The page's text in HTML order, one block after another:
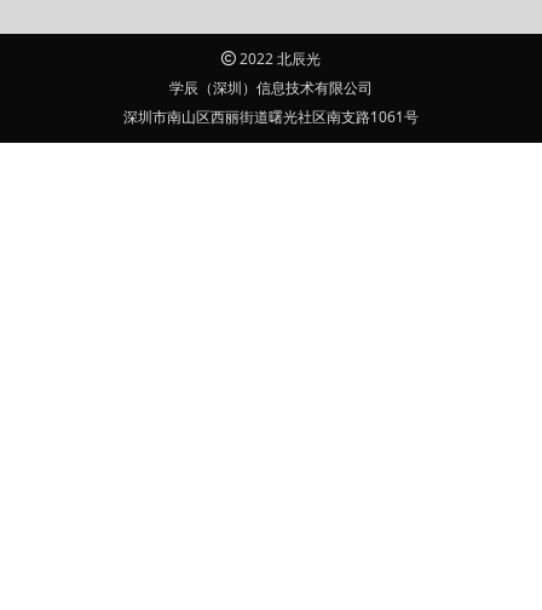
2022 北辰光
学辰（深圳）信息技术有限公司
深圳市南山区西丽街道曙光社区南支路1061号